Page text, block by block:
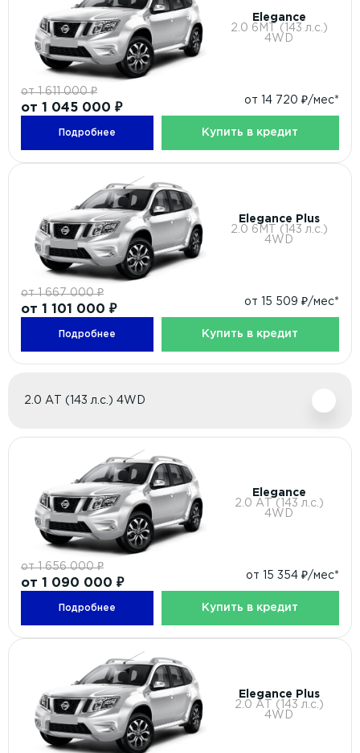
Elegance
2.0 6МТ (143 л.с.)
4WD
от 1 611 000 ₽
от 1 045 000 ₽
от 14 720 ₽/мес*
Подробнее Купить в кредит
Elegance Plus
2.0 6МТ (143 л.с.)
4WD
от 1 667 000 ₽
от 1 101 000 ₽
от 15 509 ₽/мес*
Подробнее Купить в кредит
2.0 АТ (143 л.с.) 4WD
Elegance
2.0 АТ (143 л.с.)
4WD
от 1 656 000 ₽
от 1 090 000 ₽
от 15 354 ₽/мес*
Подробнее Купить в кредит
Elegance Plus
2.0 АТ (143 л.с.)
4WD